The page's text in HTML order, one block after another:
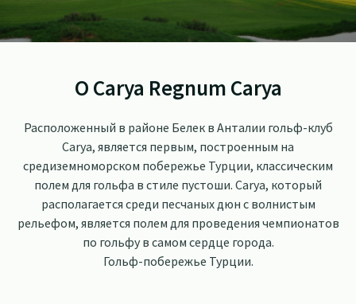
О Carya Regnum Carya
Расположенный в районе Белек в Анталии гольф-клуб
Carya, является первым, построенным на
средиземноморском побережье Турции, классическим
полем для гольфа в стиле пустоши. Carya, который
располагается среди песчаных дюн с волнистым
рельефом, является полем для проведения чемпионатов
по гольфу в самом сердце города.
Гольф-побережье Турции.